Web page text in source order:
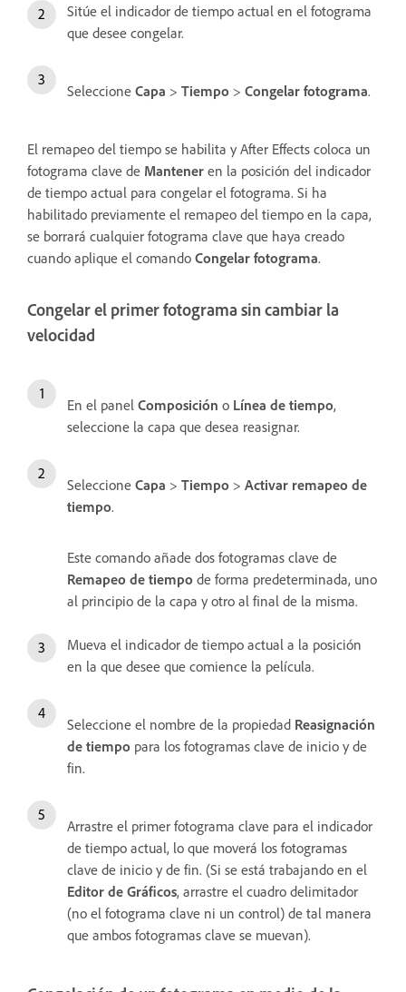
Sitúe el indicador de tiempo actual en el fotograma
que desee congelar.
Seleccione Capa > Tiempo > Congelar fotograma.
El remapeo del tiempo se habilita y After Effects coloca un
fotograma clave de Mantener en la posición del indicador
de tiempo actual para congelar el fotograma. Si ha
habilitado previamente el remapeo del tiempo en la capa,
se borrará cualquier fotograma clave que haya creado
cuando aplique el comando Congelar fotograma.
Congelar el primer fotograma sin cambiar la
velocidad
En el panel Composición o Línea de tiempo,
seleccione la capa que desea reasignar.
Seleccione Capa > Tiempo > Activar remapeo de
tiempo.
Este comando añade dos fotogramas clave de
Remapeo de tiempo de forma predeterminada, uno
al principio de la capa y otro al final de la misma.
Mueva el indicador de tiempo actual a la posición
en la que desee que comience la película.
Seleccione el nombre de la propiedad Reasignación
de tiempo para los fotogramas clave de inicio y de
fin.
Arrastre el primer fotograma clave para el indicador
de tiempo actual, lo que moverá los fotogramas
clave de inicio y de fin. (Si se está trabajando en el
Editor de Gráficos, arrastre el cuadro delimitador
(no el fotograma clave ni un control) de tal manera
que ambos fotogramas clave se muevan).